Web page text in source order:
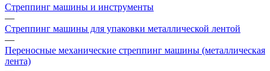
Стреппинг машины и инструменты
—
Стреппинг машины для упаковки металлической лентой
—
Переносные механические стреппинг машины (металлическая
лента)